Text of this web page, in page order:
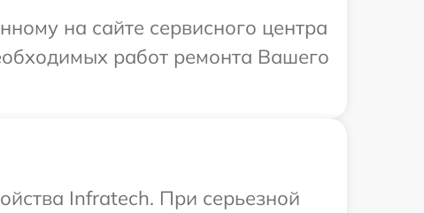
на сайте сервисного центра
работ ремонта Вашего
Infratech. При серьезной